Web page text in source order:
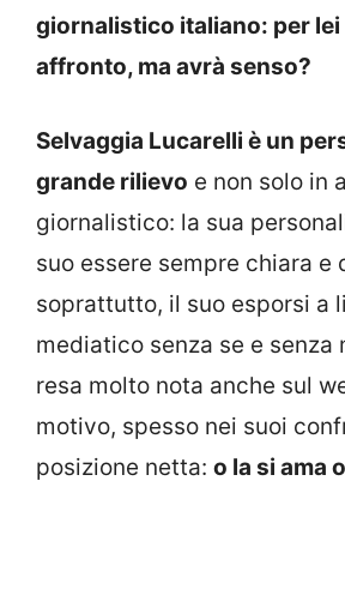
giornalistico italiano: per lei
affronto, ma avrà senso?
Selvaggia Lucarelli è un
grande rilievo e non solo in
giornalistico: la sua
suo essere sempre chiara e
soprattutto, il suo esporsi a
mediatico senza se e senza
resa molto nota anche sul
motivo, spesso nei suoi
posizione netta: o la si ama